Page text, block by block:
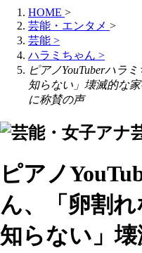
HOME >
芸能・エンタメ >
芸能 >
ハラミちゃん >
ピアノYouTuberハラ
知らない」壊滅的な
に称賛の声
ピアノ
ん、「卵割
知らない」